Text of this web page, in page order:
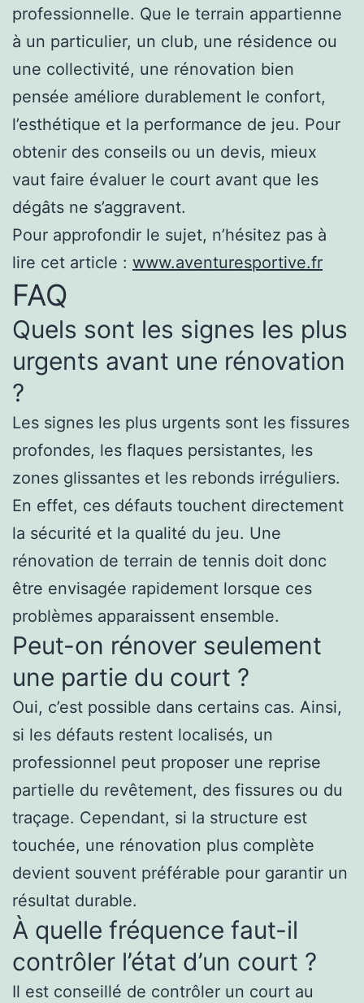
professionnelle. Que le terrain appartienne
à un particulier, un club, une résidence ou
une collectivité, une rénovation bien
pensée améliore durablement le confort,
l’esthétique et la performance de jeu. Pour
obtenir des conseils ou un devis, mieux
vaut faire évaluer le court avant que les
dégâts ne s’aggravent.
Pour approfondir le sujet, n’hésitez pas à
lire cet article : www.aventuresportive.fr
FAQ
Quels sont les signes les plus
urgents avant une rénovation
?
Les signes les plus urgents sont les fissures
profondes, les flaques persistantes, les
zones glissantes et les rebonds irréguliers.
En effet, ces défauts touchent directement
la sécurité et la qualité du jeu. Une
rénovation de terrain de tennis doit donc
être envisagée rapidement lorsque ces
problèmes apparaissent ensemble.
Peut-on rénover seulement
une partie du court ?
Oui, c’est possible dans certains cas. Ainsi,
si les défauts restent localisés, un
professionnel peut proposer une reprise
partielle du revêtement, des fissures ou du
traçage. Cependant, si la structure est
touchée, une rénovation plus complète
devient souvent préférable pour garantir un
résultat durable.
À quelle fréquence faut-il
contrôler l’état d’un court ?
Il est conseillé de contrôler un court au